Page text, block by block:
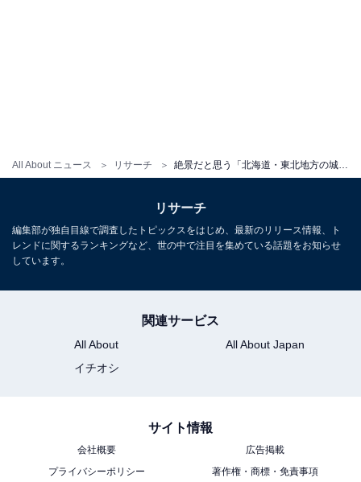
All About ニュース リサーチ
リサーチ
編集部が独自目線で調査したトピックスをはじめ、最新のリリース情報、ト
レンドに関するランキングなど、世の中で注目を集めている話題をお知らせ
しています。
関連サービス
All About
All About Japan
イチオシ
サイト情報
会社概要
広告掲載
プライバシーポリシー
著作権・商標・免責事項